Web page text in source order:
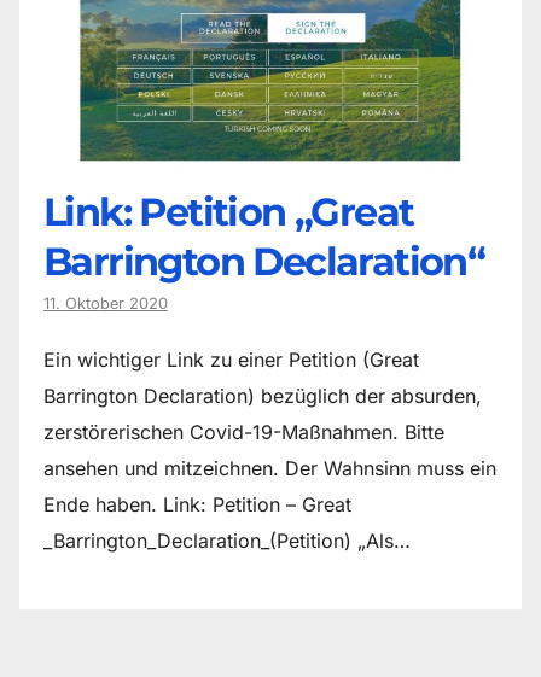
Link: Petition „Great
Barrington Declaration“
11. Oktober 2020
Ein wichtiger Link zu einer Petition (Great
Barrington Declaration) bezüglich der absurden,
zerstörerischen Covid-19-Maßnahmen. Bitte
ansehen und mitzeichnen. Der Wahnsinn muss ein
Ende haben. Link: Petition – Great
_Barrington_Declaration_(Petition) „Als…